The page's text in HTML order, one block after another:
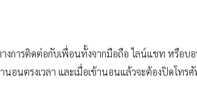
งการติดต่อกับเพื่อนทั้งจากมือถือ ไลน์แชท หรือ
านอนตรงเวลา และเมื่อเข้านอนแล้วจะต้องปิดโ